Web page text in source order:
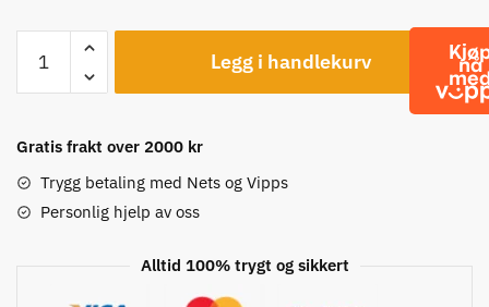
"N"
Roll
Kjedeolje,
Stor
antall
Legg i handlekurv
Gratis frakt over 2000 kr
Trygg betaling med Nets og Vipps
Personlig hjelp av oss
Alltid 100% trygt og sikkert